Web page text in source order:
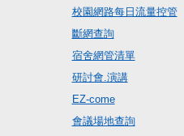
校園網路每日流量控管
斷網查詢
宿舍網管清單
研討會.演講
EZ-come
會議場地查詢